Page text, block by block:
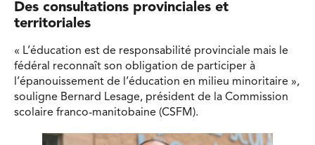
Des consultations provinciales et
territoriales
« L’éducation est de responsabilité provinciale mais le
fédéral reconnaît son obligation de participer à
l’épanouissement de l’éducation en milieu minoritaire »,
souligne Bernard Lesage, président de la Commission
scolaire franco-manitobaine (CSFM).